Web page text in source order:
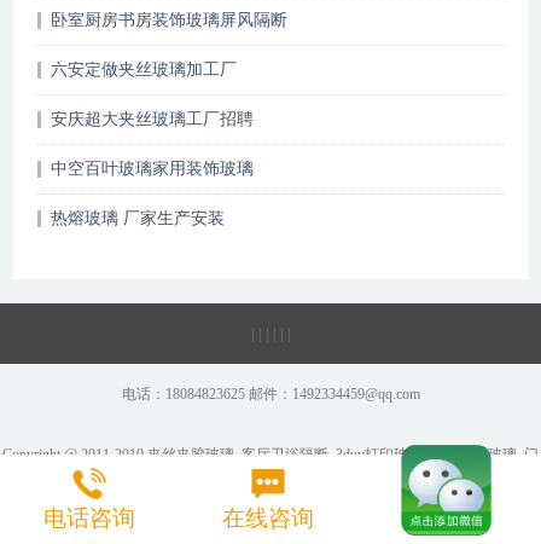
卧室厨房书房装饰玻璃屏风隔断
六安定做夹丝玻璃加工厂
安庆超大夹丝玻璃工厂招聘
中空百叶玻璃家用装饰玻璃
热熔玻璃 厂家生产安装
| | | | | |
电话：18084823625 邮件：1492334459@qq.com
Copyright @ 2011-2019 夹丝夹胶玻璃_客厅卫浴隔断_3duv打印玻璃_彩绘炫彩玻璃_门
客隔断墙-家装玻璃工厂 All Rights Reserved. 版权所有地图 Rss
电话咨询 在线咨询